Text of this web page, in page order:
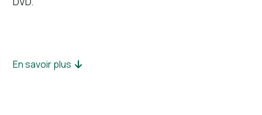
La cuisine est moderne et complètement aménagée.
En savoir plus